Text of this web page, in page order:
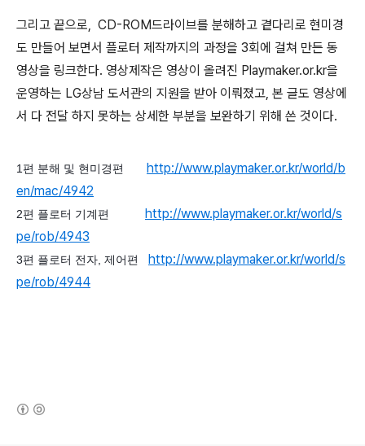
그리고 끝으로, CD-ROM드라이브를 분해하고 곁다리로 현미경
도 만들어 보면서 플로터 제작까지의 과정을 3회에 걸쳐 만든 동
영상을 링크한다. 영상제작은 영상이 올려진 Playmaker.or.kr을
운영하는 LG상남 도서관의 지원을 받아 이뤄졌고, 본 글도 영상에
서 다 전달 하지 못하는 상세한 부분을 보완하기 위해 쓴 것이다.
1편 분해 및 현미경편 http://www.playmaker.or.kr/world/b
en/mac/4942
2편 플로터 기계편 http://www.playmaker.or.kr/world/s
pe/rob/4943
3편 플로터 전자, 제어편 http://www.playmaker.or.kr/world/s
pe/rob/4944